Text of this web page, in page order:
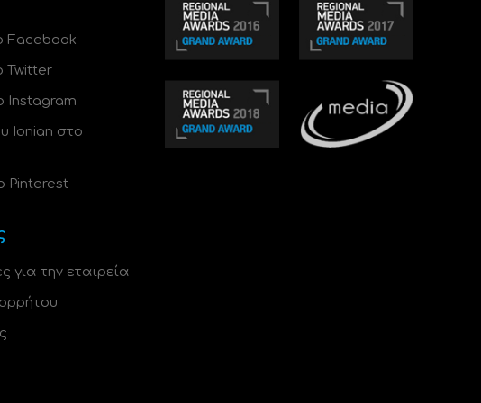
Facebook
Twitter
Instagram
Ionian στο
Pinterest
για την εταιρεία